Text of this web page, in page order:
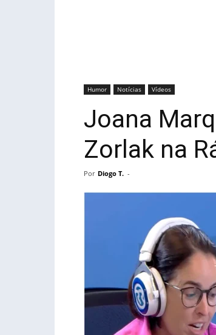
Humor Notícias Vídeos
Joana
Zorlak na
Por Diogo T. -